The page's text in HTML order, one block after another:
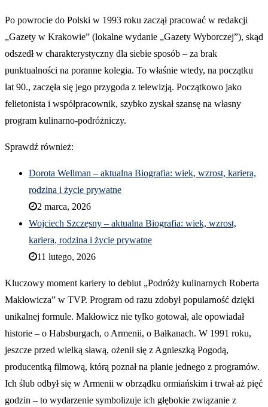
Po powrocie do Polski w 1993 roku zaczął pracować w redakcji
„Gazety w Krakowie” (lokalne wydanie „Gazety Wyborczej”), skąd
odszedł w charakterystyczny dla siebie sposób – za brak
punktualności na poranne kolegia. To właśnie wtedy, na początku
lat 90., zaczęła się jego przygoda z telewizją. Początkowo jako
felietonista i współpracownik, szybko zyskał szansę na własny
program kulinarno-podróżniczy.
Sprawdź również:
Dorota Wellman – aktualna Biografia: wiek, wzrost, kariera,
rodzina i życie prywatne
2 marca, 2026
Wojciech Szczęsny – aktualna Biografia: wiek, wzrost,
kariera, rodzina i życie prywatne
11 lutego, 2026
Kluczowy moment kariery to debiut „Podróży kulinarnych Roberta
Makłowicza” w TVP. Program od razu zdobył popularność dzięki
unikalnej formule. Makłowicz nie tylko gotował, ale opowiadał
historie – o Habsburgach, o Armenii, o Bałkanach. W 1991 roku,
jeszcze przed wielką sławą, ożenił się z Agnieszką Pogodą,
producentką filmową, którą poznał na planie jednego z programów.
Ich ślub odbył się w Armenii w obrządku ormiańskim i trwał aż pięć
godzin – to wydarzenie symbolizuje ich głębokie związanie z